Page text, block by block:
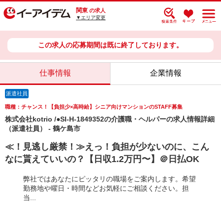
関東 の求人
▼エリア変更
この求人の応募期間は既に終了しております。
仕事情報 企業情報
派遣社員
職種：チャンス！【負担少×高時給】シニア向けマンションのSTAFF募集
株式会社kotrio /●SI-H-1849352の介護職・ヘルパーの求人情報詳細
（派遣社員） - 鶴ケ島市
≪！見逃し厳禁！≫えっ！負担が少ないのに、こん
なに貰えていいの？【日収1.2万円〜】＠日払OK
弊社ではあなたにピッタリの職場をご案内します。希望
勤務地や曜日・時間などお気軽にご相談ください。担
当...